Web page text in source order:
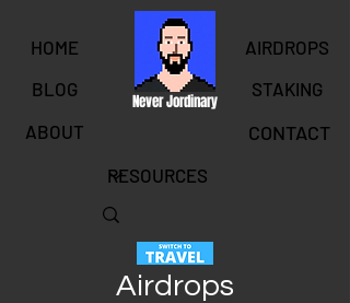
Airdrops
HOME
BLOG
ABOUT
Never Jordinary
AIRDROPS
STAKING
CONTACT